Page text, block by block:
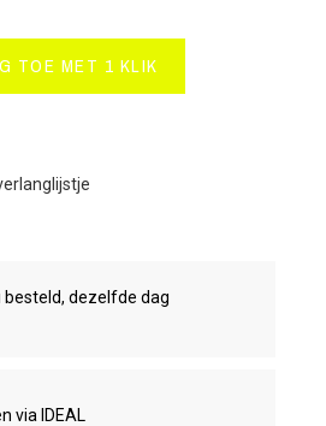
TOE MET 1 KLIK
besteld, dezelfde dag
via IDEAL